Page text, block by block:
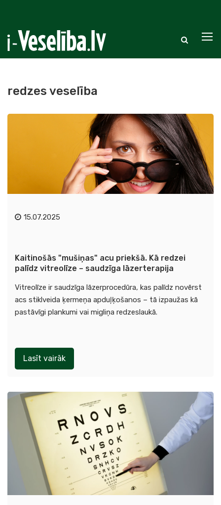
redzes veselība
15.07.2025
Kaitinošās "mušiņas" acu priekšā. Kā redzei
palīdz vitreolīze – saudzīga lāzerterapija
Vitreolīze ir saudzīga lāzerprocedūra, kas palīdz novērst
acs stiklveida ķermeņa apduļķošanos – tā izpaužas kā
pastāvīgi plankumi vai migliņa redzeslaukā.
Lasīt vairāk